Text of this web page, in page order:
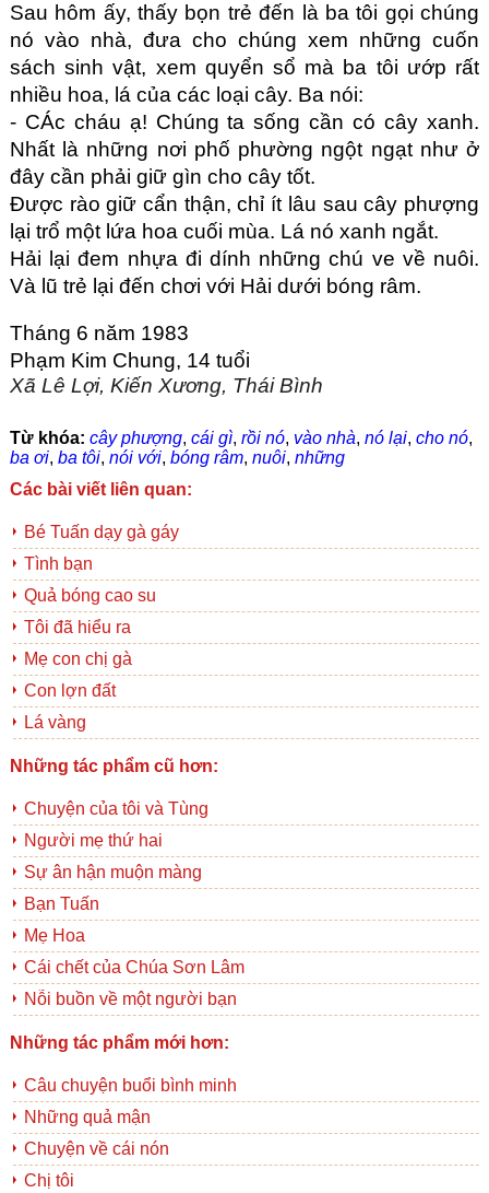
Sau hôm ấy, thấy bọn trẻ đến là ba tôi gọi chúng
nó vào nhà, đưa cho chúng xem những cuốn
sách sinh vật, xem quyển sổ mà ba tôi ướp rất
nhiều hoa, lá của các loại cây. Ba nói:
- CÁc cháu ạ! Chúng ta sống cần có cây xanh.
Nhất là những nơi phố phường ngột ngạt như ở
đây cần phải giữ gìn cho cây tốt.
Được rào giữ cẩn thận, chỉ ít lâu sau cây phượng
lại trổ một lứa hoa cuối mùa. Lá nó xanh ngắt.
Hải lại đem nhựa đi dính những chú ve về nuôi.
Và lũ trẻ lại đến chơi với Hải dưới bóng râm.
Tháng 6 năm 1983
Phạm Kim Chung, 14 tuổi
Xã Lê Lợi, Kiến Xương, Thái Bình
Từ khóa: cây phượng, cái gì, rồi nó, vào nhà, nó lại, cho nó,
ba ơi, ba tôi, nói với, bóng râm, nuôi, những
Các bài viết liên quan:
Bé Tuấn dạy gà gáy
Tình bạn
Quả bóng cao su
Tôi đã hiểu ra
Mẹ con chị gà
Con lợn đất
Lá vàng
Những tác phẩm cũ hơn:
Chuyện của tôi và Tùng
Người mẹ thứ hai
Sự ân hận muộn màng
Bạn Tuấn
Mẹ Hoa
Cái chết của Chúa Sơn Lâm
Nỗi buồn về một người bạn
Những tác phẩm mới hơn:
Câu chuyện buổi bình minh
Những quả mận
Chuyện về cái nón
Chị tôi